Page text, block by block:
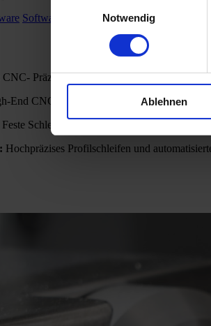
Notwendig
Ablehnen
Software Technische Daten Downloads
CNC- Präzisions-Flach- und
End CNC-Steuerung mit integrierter
Feste Schleifbreite von 1.000 mm bei
Hochpräzises Profilschleifen und